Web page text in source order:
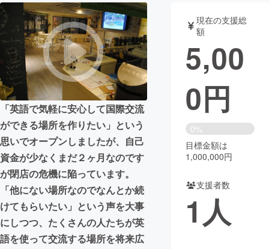
アート・写真 音楽
テクノロジー・ガジェット ゲーム・サ
映像・映画 書籍・雑誌
ビジネス・起業 チャレンジ
まちづくり・地域活性化
CAMPFIRE for Social Good
CAMPFIRE Creation
CAMPFIREふるさと納税machi-ya コミュニティ
「英語で気軽に安心して国際交流
ができる場所を作りたい」という
思いでオープンしましたが、自己
資金が少なくまだ２ヶ月なのです
が閉店の危機に陥っています。
「他にない場所なのでなんとか続
けてもらいたい」という声を大事
にしつつ、たくさんの人たちが英
語を使って交流する場所を将来広
現在の支援総
額
5,00
0円
0%
目標金額は
1,000,000円
支援者数
1人